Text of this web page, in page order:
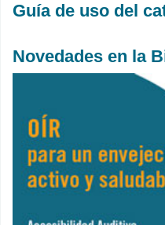
Guía de uso del
Novedades en la